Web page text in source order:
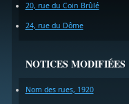
20, rue du Coin Brûlé
24, rue du Dôme
NOTICES MODIFIÉES
Nom des rues, 1920